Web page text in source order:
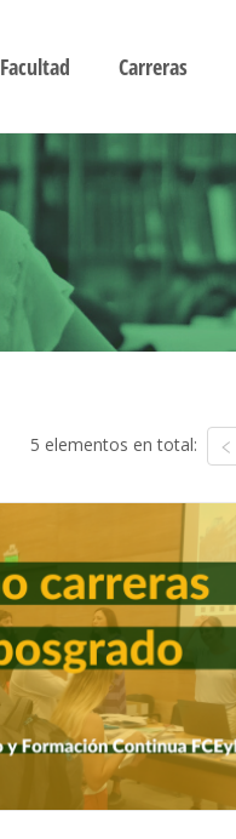
Facultad Carreras
5 elementos en total: